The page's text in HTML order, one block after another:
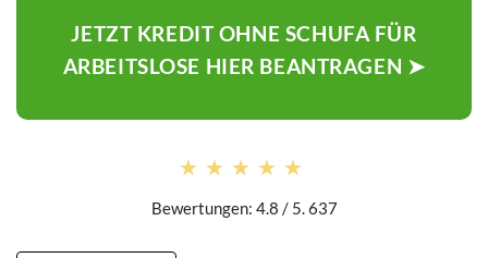
JETZT KREDIT OHNE SCHUFA FÜR
ARBEITSLOSE HIER BEANTRAGEN ➤
★★★★★
★★★★★
Bewertungen: 4.8 / 5. 637